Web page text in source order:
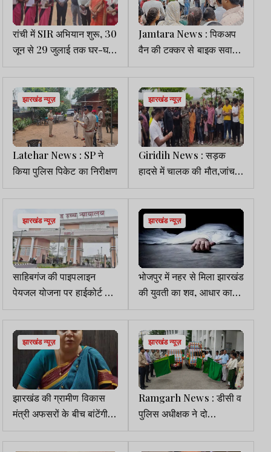
रांची में SIR अभियान शुरू, 30
जून से 29 जुलाई तक घर-घर
जाएंगे BLO
Jamtara News : पिकअप
वैन की टक्कर से बाइक सवार
दो युवकों की मौत, आक्रोशितों
ने किया सड़क जाम
झारखंड न्यूज़
Latehar News : SP ने
किया पुलिस पिकेट का निरीक्षण
झारखंड न्यूज़
Giridih News : सड़क
हादसे में चालक की मौत,जांच में
जुटी पुलिस
झारखंड न्यूज़
साहिबगंज की पाइपलाइन
पेयजल योजना पर हाईकोर्ट ने
मांगी अनुपालन रिपोर्ट
झारखंड न्यूज़
भोजपुर में नहर से मिला झारखंड
की युवती का शव, आधार कार्ड
से हुई पहचान
झारखंड न्यूज़
झारखंड की ग्रामीण विकास
मंत्री अफसरों के बीच बांटेंगी
बोलेरो
झारखंड न्यूज़
Ramgarh News : डीसी व
पुलिस अधीक्षक ने दो
जागरूकता वाहनों को हरी झंडी
दिखाकर किया रवाना